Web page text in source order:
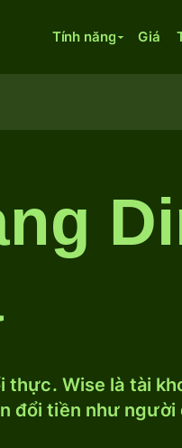
Tính năng Giá
thực. Wise là tài
đổi tiền như người